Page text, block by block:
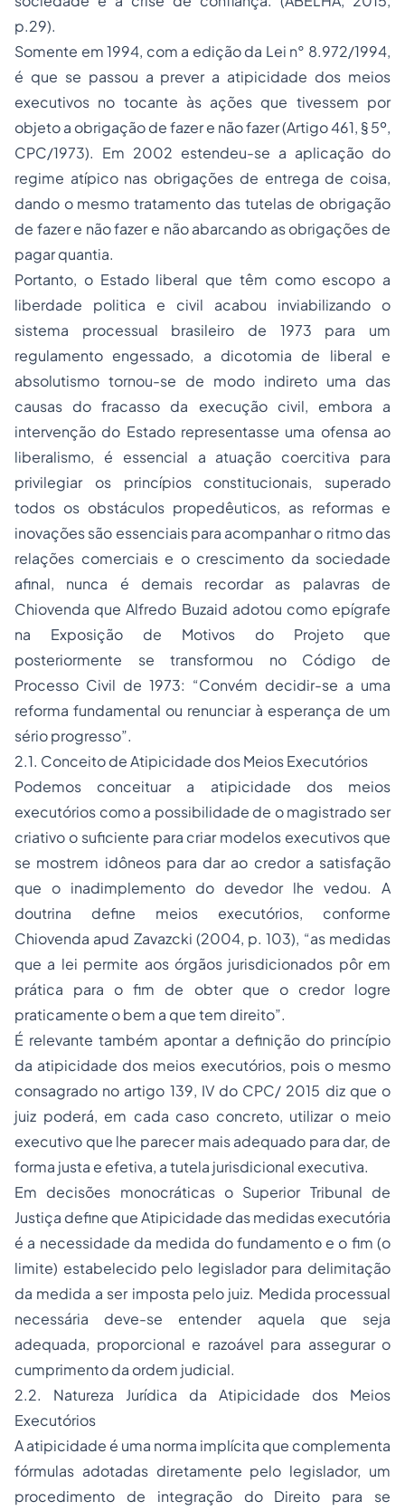
p.29).
Somente em 1994, com a edição da Lei n° 8.972/1994,
é que se passou a prever a atipicidade dos meios
executivos no tocante às ações que tivessem por
objeto a obrigação de fazer e não fazer (Artigo 461, § 5º,
CPC/1973). Em 2002 estendeu-se a aplicação do
regime atípico nas obrigações de entrega de coisa,
dando o mesmo tratamento das tutelas de obrigação
de fazer e não fazer e não abarcando as obrigações de
pagar quantia.
Portanto, o Estado liberal que têm como escopo a
liberdade politica e civil acabou inviabilizando o
sistema processual brasileiro de 1973 para um
regulamento engessado, a dicotomia de liberal e
absolutismo tornou-se de modo indireto uma das
causas do fracasso da execução civil, embora a
intervenção do Estado representasse uma ofensa ao
liberalismo, é essencial a atuação coercitiva para
privilegiar os princípios constitucionais, superado
todos os obstáculos propedêuticos, as reformas e
inovações são essenciais para acompanhar o ritmo das
relações comerciais e o crescimento da sociedade
afinal, nunca é demais recordar as palavras de
Chiovenda que Alfredo Buzaid adotou como epígrafe
na Exposição de Motivos do Projeto que
posteriormente se transformou no Código de
Processo Civil de 1973: “Convém decidir-se a uma
reforma fundamental ou renunciar à esperança de um
sério progresso”.
2.1. Conceito de Atipicidade dos Meios Executórios
Podemos conceituar a atipicidade dos meios
executórios como a possibilidade de o magistrado ser
criativo o suficiente para criar modelos executivos que
se mostrem idôneos para dar ao credor a satisfação
que o inadimplemento do devedor lhe vedou. A
doutrina define meios executórios, conforme
Chiovenda apud Zavazcki (2004, p. 103), “as medidas
que a lei permite aos órgãos jurisdicionados pôr em
prática para o fim de obter que o credor logre
praticamente o bem a que tem direito”.
É relevante também apontar a definição do princípio
da atipicidade dos meios executórios, pois o mesmo
consagrado no artigo 139, IV do CPC/ 2015 diz que o
juiz poderá, em cada caso concreto, utilizar o meio
executivo que lhe parecer mais adequado para dar, de
forma justa e efetiva, a tutela jurisdicional executiva.
Em decisões monocráticas o Superior Tribunal de
Justiça define que Atipicidade das medidas executória
é a necessidade da medida do fundamento e o fim (o
limite) estabelecido pelo legislador para delimitação
da medida a ser imposta pelo juiz. Medida processual
necessária deve-se entender aquela que seja
adequada, proporcional e razoável para assegurar o
cumprimento da ordem judicial.
2.2. Natureza Jurídica da Atipicidade dos Meios
Executórios
A atipicidade é uma norma implícita que complementa
fórmulas adotadas diretamente pelo legislador, um
procedimento de integração do Direito para se